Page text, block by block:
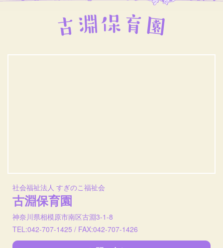
社会福祉法人 すぎのこ福祉会
古淵保育園
神奈川県相模原市南区古淵3-1-8
TEL:042-707-1425 / FAX:042-707-1426